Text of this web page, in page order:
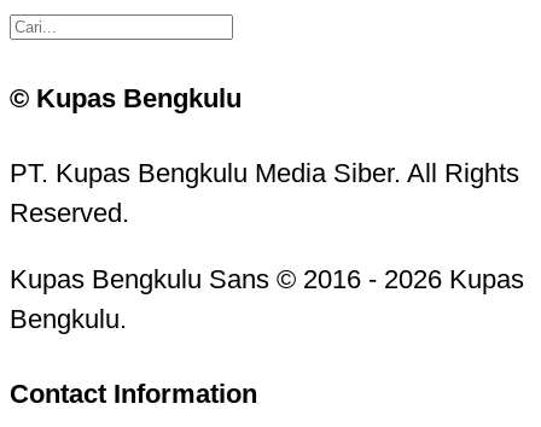
© Kupas Bengkulu
PT. Kupas Bengkulu Media Siber. All Rights
Reserved.
Kupas Bengkulu Sans © 2016 - 2026 Kupas
Bengkulu.
Contact Information